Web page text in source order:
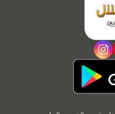
instagram